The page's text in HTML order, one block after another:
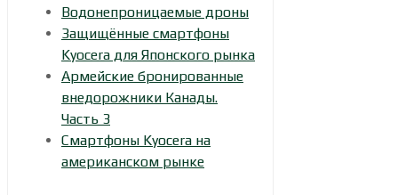
Водонепроницаемые дроны
Защищённые смартфоны
Kyocera для Японского рынка
Армейские бронированные
внедорожники Канады.
Часть 3
Смартфоны Kyocera на
американском рынке